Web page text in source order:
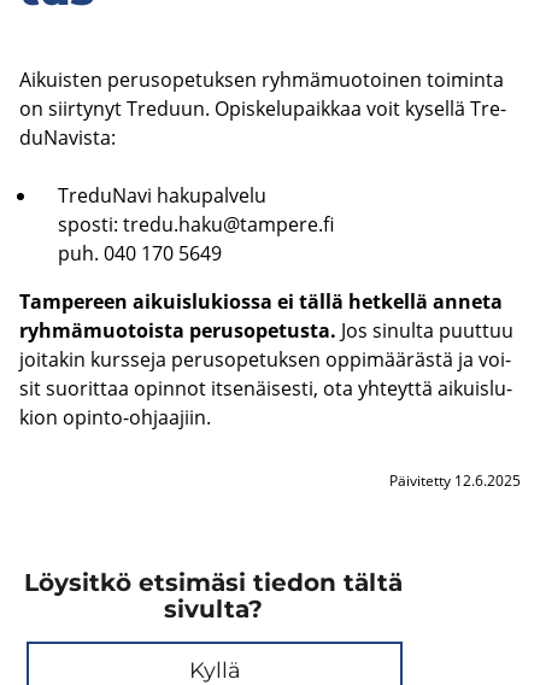
Ai­kuis­ten pe­rus­o­pe­tuk­sen ryh­mä­muo­toi­nen toi­min­ta
on siir­ty­nyt Tre­duun. Opis­ke­lu­paik­kaa voit ky­sel­lä Tre­
du­Na­vis­ta:
Tre­du­Na­vi ha­ku­pal­ve­lu
spos­ti: tredu.haku@tam­pe­re.fi
puh. 040 170 5649
Tam­pe­reen ai­kuis­lu­kios­sa ei tällä het­kel­lä an­ne­ta
ryh­mä­muo­tois­ta pe­rus­o­pe­tus­ta. Jos si­nul­ta puut­tuu
joi­ta­kin kurs­se­ja pe­rus­o­pe­tuk­sen op­pi­mää­räs­tä ja voi­
sit suo­rit­taa opin­not it­se­näi­ses­ti, ota yh­teyt­tä ai­kuis­lu­
kion opinto-​ohjaajiin.
Päivitetty 12.6.2025
Löysitkö etsimäsi tiedon tältä
sivulta?
Kyllä